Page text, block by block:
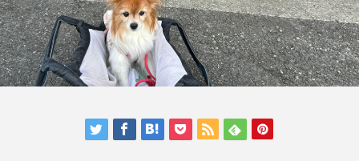
メンバー
会社概要
プライバシーポリシー